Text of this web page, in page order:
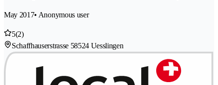
May 2017• Anonymous user
5(2)
Schaffhauserstrasse 58524 Uesslingen